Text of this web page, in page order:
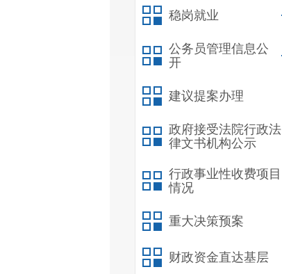
稳岗就业
公务员管理信息公
开
建议提案办理
政府接受法院行政法
律文书机构公示
行政事业性收费项目
情况
重大决策预案
财政资金直达基层